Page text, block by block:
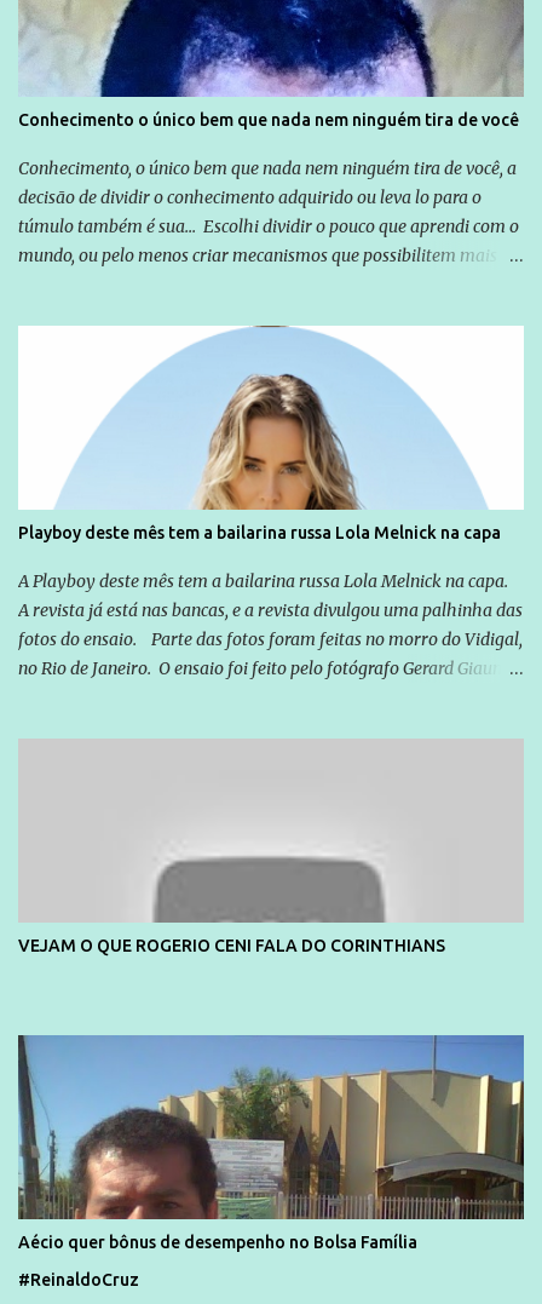
empresários" Assina a nota o advogado Cristiano Zanin Martins
Conhecimento o único bem que nada nem ninguém tira de você
Conhecimento, o único bem que nada nem ninguém tira de você, a
decisão de dividir o conhecimento adquirido ou leva lo para o
túmulo também é sua... Escolhi dividir o pouco que aprendi com o
mundo, ou pelo menos criar mecanismos que possibilitem mais e
empreendedor da comunicação, que além de informação
cotidiana, corriqueira e cada vez mais preocupantes, do tipo que
você já esta acostumado a ver neste espaço, vou trabalhar a ideia
que possibilite distribuir não só informações, mas que gere de
forma consistente a riqueza do conhecimento... Exemplo: o
cidadão brasileiro não precisa só ser informado sobre operações
da Lava Jato, Reformas que podem retirar ou não direitos, ou
quem vai ser preso ou não; é preciso levar até as pessoas, do mais
simples ao mais burguês, o que diz a nossa Constituição, quais são
seus direitos e deveres em ...
Playboy deste mês tem a bailarina russa Lola Melnick na capa
A Playboy deste mês tem a bailarina russa Lola Melnick na capa.
A revista já está nas bancas, e a revista divulgou uma palhinha das
fotos do ensaio. Parte das fotos foram feitas no morro do Vidigal,
no Rio de Janeiro. O ensaio foi feito pelo fotógrafo Gerard Giaume
VEJAM O QUE ROGERIO CENI FALA DO CORINTHIANS
Aécio quer bônus de desempenho no Bolsa Família
#ReinaldoCruz